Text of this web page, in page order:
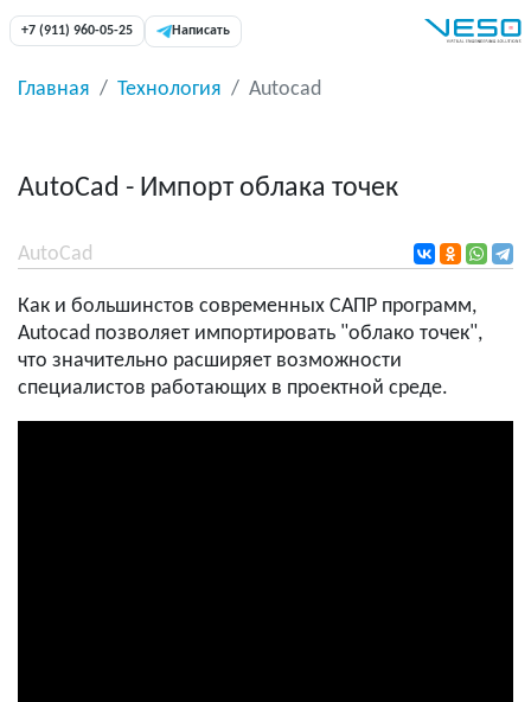
+7 (911) 960-05-25 Написать
Главная Технология Autocad
AutoCad - Импорт облака точек
AutoCad
Как и большинстов современных САПР программ,
Autocad позволяет импортировать "облако точек",
что значительно расширяет возможности
специалистов работающих в проектной среде.